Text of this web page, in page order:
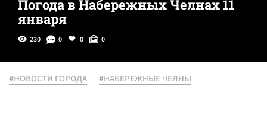
Погода в Набережных Челнах 11
января
230 0 0 0
#НОВОСТИ ГОРОДА #НАБЕРЕЖНЫЕ ЧЕЛНЫ